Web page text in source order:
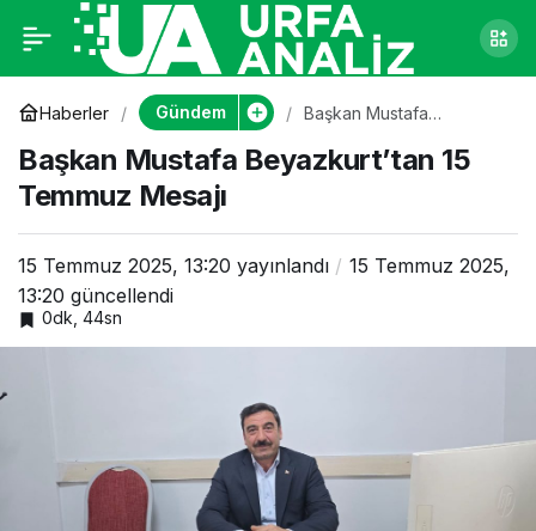
Haberler Gündem
Başkan Mustafa
Mesajı
Başkan Mustafa Beyazkurt’tan 15
Temmuz Mesajı
15 Temmuz 2025, 13:20 yayınlandı
15 Temmuz 2025,
13:20 güncellendi
0dk, 44sn
Başkan Mustafa
Beyazkurt’tan 15
Temmuz Mesajı
0